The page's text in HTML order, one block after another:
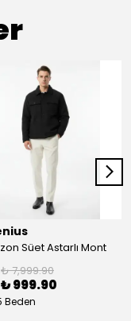
Süet Astarlı Mont
₺ 7,999.90
₺ 999.90
Beden